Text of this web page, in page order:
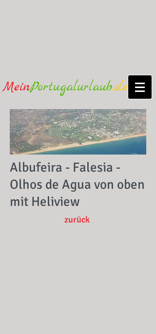
MeinPortugalurlaub.de
Albufeira - Falesia -
Olhos de Agua von oben
mit Heliview
zurück